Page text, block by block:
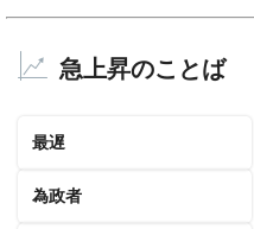
急上昇のことば
最遅
為政者